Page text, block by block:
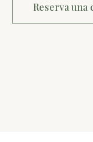
Reserva una